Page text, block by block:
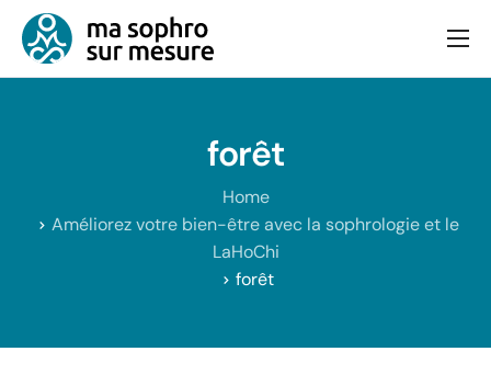
Consultation
Contact
forêt
Home
Améliorez votre bien-être avec la sophrologie et le
LaHoChi
forêt